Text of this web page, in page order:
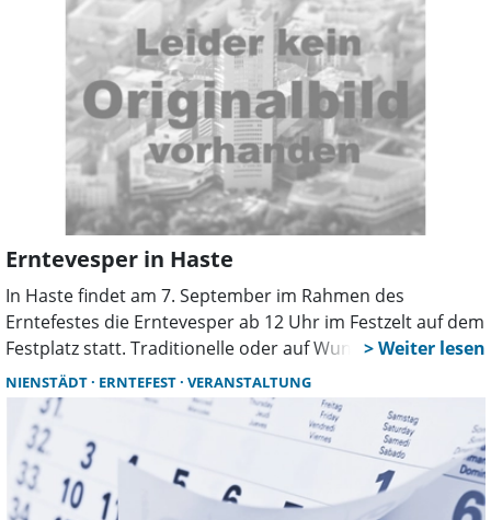
Erntevesper in Haste
In Haste findet am 7. September im Rahmen des
Erntefestes die Erntevesper ab 12 Uhr im Festzelt auf dem
Festplatz statt. Traditionelle oder auf Wunsch
vegetarische Vesper-Teller können in der Flora Apotheke
in Haste gekauft werden. Bei der Vesper werden die
Gewinner des Dorfgemeinschaftspokals und vom Boule
Turnier bekanntgegeben, im Anschluss tritt die
Kindertanzgruppe auf und das Kinderfest beginnt. Ab
14:30 wird die Kaffeetafel eröffnet.
NIENSTÄDT ERNTEFEST VERANSTALTUNG